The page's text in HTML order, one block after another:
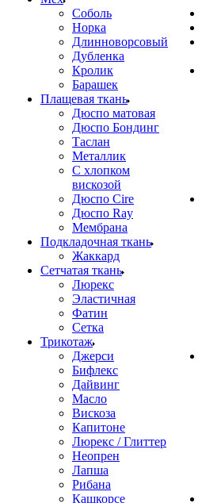
Соболь
Норка
Длинноворсовый
Дубленка
Кролик
Барашек
Плащевая ткань
Дюспо матовая
Дюспо Бондинг
Таслан
Металлик
С хлопком
вискозой
Дюспо Cire
Дюспо Ray
Мембрана
Подкладочная ткань
Жаккард
Сетчатая ткань
Люрекс
Эластичная
Фатин
Сетка
Трикотаж
Джерси
Бифлекс
Дайвинг
Масло
Вискоза
Капитоне
Люрекс / Глиттер
Неопрен
Лапша
Рибана
Кашкорсе